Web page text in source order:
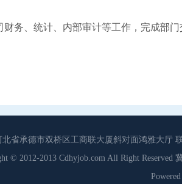
财务、统计、内部审计等工作，完成部
省承德市双桥区工商联大厦斜对面鸿雅大厅
© 2012-2013 Cdhyjob.com All Right Reserved